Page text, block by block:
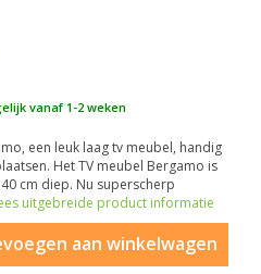
vanaf 1-2 weken
een leuk laag tv meubel, handig
Het TV meubel Bergamo is
cm diep. Nu superscherp
uitgebreide product informatie
aan winkelwagen